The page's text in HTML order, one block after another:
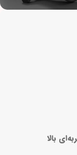
بالا